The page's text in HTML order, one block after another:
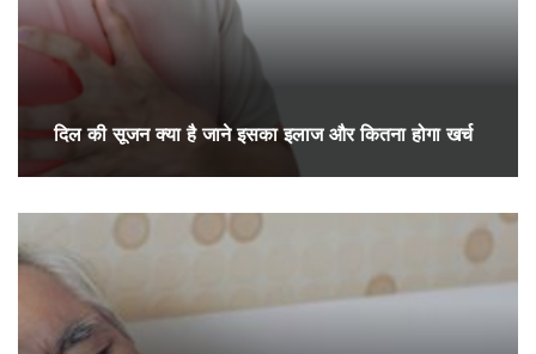
दिल की सूजन क्या है जाने इसका इलाज और कितना होगा खर्च